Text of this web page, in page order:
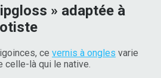
» adaptée à
ce vernis à ongles varie
là qui le native.